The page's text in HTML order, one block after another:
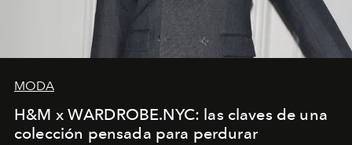
MODA
H&M x WARDROBE.NYC: las claves de una
colección pensada para perdurar